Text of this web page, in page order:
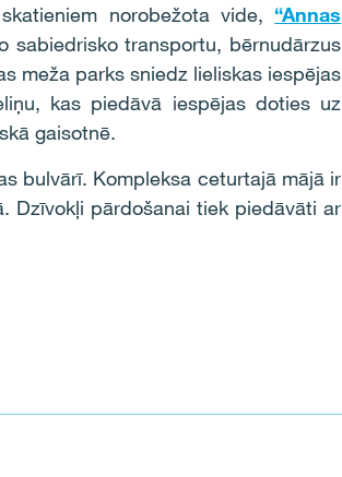
norobežota vide, “Annas
sabiedrisko transportu, bērnudārzus
meža parks sniedz lieliskas iespējas
kas piedāvā iespējas doties uz
gaisotnē.
bulvārī. Kompleksa ceturtajā mājā ir
Dzīvokļi pārdošanai tiek piedāvāti ar